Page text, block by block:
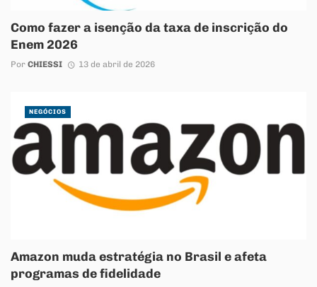
Como fazer a isenção da taxa de inscrição do
Enem 2026
Por CHIESSI 13 de abril de 2026
Amazon muda estratégia no Brasil e afeta
programas de fidelidade
NEGÓCIOS